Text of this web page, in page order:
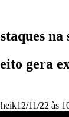
na
gera
12/11/22 às